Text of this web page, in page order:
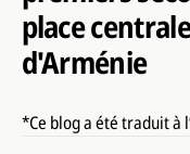
place
d'Arménie
*Ce blog a été traduit à